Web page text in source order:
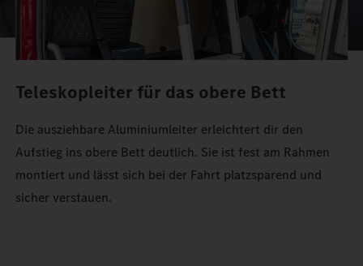
Teleskopleiter für das obere Bett
Die ausziehbare Aluminiumleiter erleichtert dir den
Aufstieg ins obere Bett deutlich. Sie ist fest am Rahmen
montiert und lässt sich bei der Fahrt platzsparend und
sicher verstauen.